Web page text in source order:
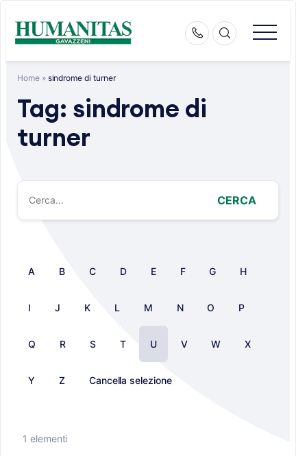
content
Home» sindrome di turner
Tag: sindrome di
turner
CERCA
A B C D E F G H
I J K L M N O P
Q R S T U V W X
Y Z Cancella selezione
1 elementi